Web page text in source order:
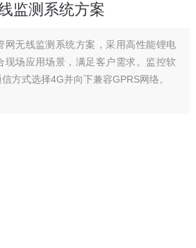
监测系统方案
网无线监测系统方案，采用高性能锂电
现场应用场景，满足客户需求。监控软
方式选择4G并向下兼容GPRS网络。